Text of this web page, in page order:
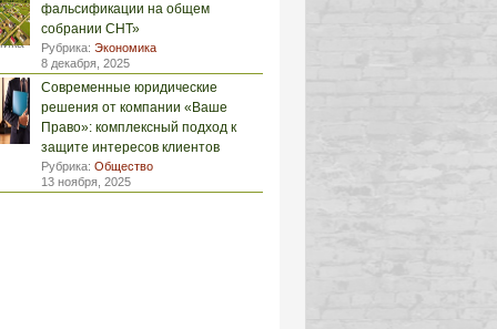
фальсификации на общем
собрании СНТ»
Рубрика: Экономика
8 декабря, 2025
Современные юридические
решения от компании «Ваше
Право»: комплексный подход к
защите интересов клиентов
Рубрика: Общество
13 ноября, 2025